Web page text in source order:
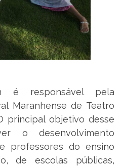
é responsável pela
Maranhense de Teatro
principal objetivo desse
o desenvolvimento
professores do ensino
de escolas públicas,